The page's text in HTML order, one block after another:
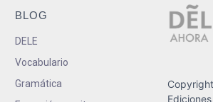
BLOG
DELE
Vocabulario
Gramática